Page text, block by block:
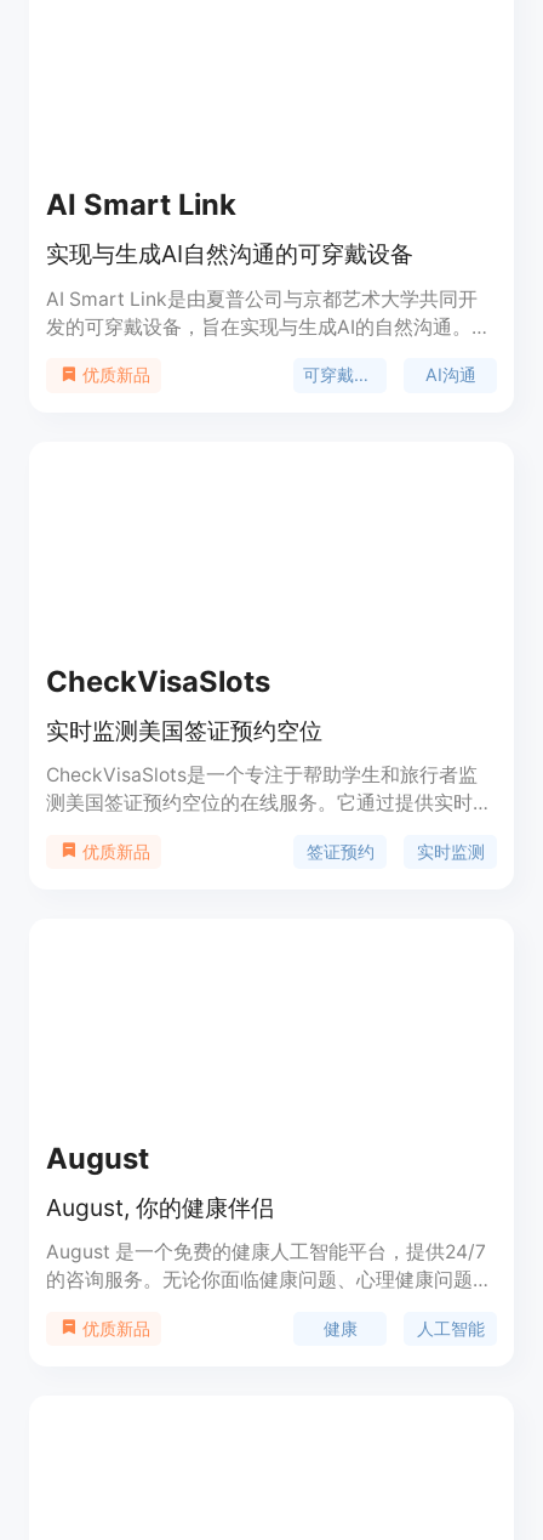
AI Smart Link
实现与生成AI自然沟通的可穿戴设备
AI Smart Link是由夏普公司与京都艺术大学共同开
发的可穿戴设备，旨在实现与生成AI的自然沟通。该
语音进行响应，支持用户在多种生活场景下的应用，
优质新品 可穿戴设备 AI沟通
CheckVisaSlots
实时监测美国签证预约空位
CheckVisaSlots是一个专注于帮助学生和旅行者监
测美国签证预约空位的在线服务。它通过提供实时的
况，从而更好地规划他们的签证申请流程。该服务特
优质新品 签证预约 实时监测
August
August, 你的健康伴侣
August 是一个免费的健康人工智能平台，提供24/7
的咨询服务。无论你面临健康问题、心理健康问题、
可以帮助你。它可以回答你的健康问题、提供个性化
优质新品 健康 人工智能